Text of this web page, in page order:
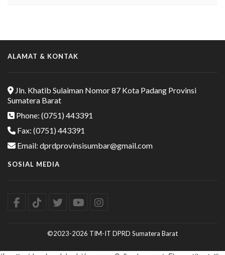
ALAMAT & KONTAK
Jln. Khatib Sulaiman Nomor 87 Kota Padang Provinsi
Sumatera Barat
Phone: (0751) 443391
Fax: (0751) 443391
Email: dprdprovinsisumbar@gmail.com
SOSIAL MEDIA
©2023-2026 TIM-IT DPRD Sumatera Barat